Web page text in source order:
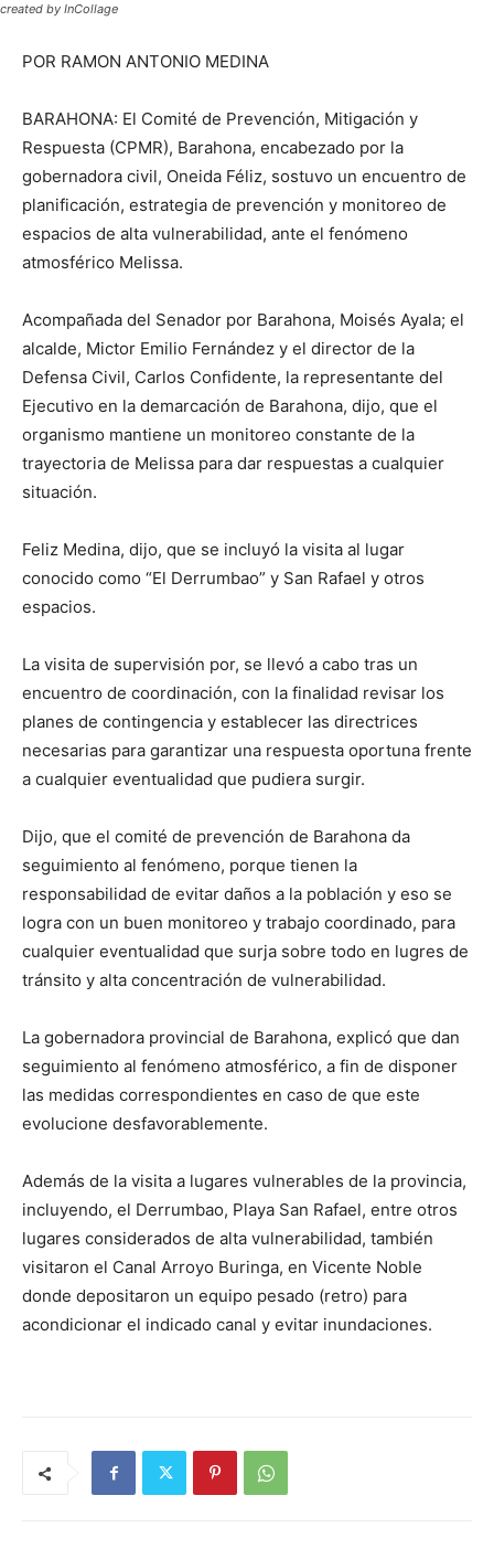
created by InCollage
POR RAMON ANTONIO MEDINA
BARAHONA: El Comité de Prevención, Mitigación y
Respuesta (CPMR), Barahona, encabezado por la
gobernadora civil, Oneida Féliz, sostuvo un encuentro de
planificación, estrategia de prevención y monitoreo de
espacios de alta vulnerabilidad, ante el fenómeno
atmosférico Melissa.
Acompañada del Senador por Barahona, Moisés Ayala; el
alcalde, Mictor Emilio Fernández y el director de la
Defensa Civil, Carlos Confidente, la representante del
Ejecutivo en la demarcación de Barahona, dijo, que el
organismo mantiene un monitoreo constante de la
trayectoria de Melissa para dar respuestas a cualquier
situación.
Feliz Medina, dijo, que se incluyó la visita al lugar
conocido como “El Derrumbao” y San Rafael y otros
espacios.
La visita de supervisión por, se llevó a cabo tras un
encuentro de coordinación, con la finalidad revisar los
planes de contingencia y establecer las directrices
necesarias para garantizar una respuesta oportuna frente
a cualquier eventualidad que pudiera surgir.
Dijo, que el comité de prevención de Barahona da
seguimiento al fenómeno, porque tienen la
responsabilidad de evitar daños a la población y eso se
logra con un buen monitoreo y trabajo coordinado, para
cualquier eventualidad que surja sobre todo en lugres de
tránsito y alta concentración de vulnerabilidad.
La gobernadora provincial de Barahona, explicó que dan
seguimiento al fenómeno atmosférico, a fin de disponer
las medidas correspondientes en caso de que este
evolucione desfavorablemente.
Además de la visita a lugares vulnerables de la provincia,
incluyendo, el Derrumbao, Playa San Rafael, entre otros
lugares considerados de alta vulnerabilidad, también
visitaron el Canal Arroyo Buringa, en Vicente Noble
donde depositaron un equipo pesado (retro) para
acondicionar el indicado canal y evitar inundaciones.